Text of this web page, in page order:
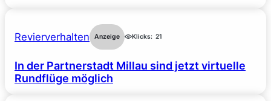
Revierverhalten Anzeige Klicks: 21
In der Partnerstadt Millau sind jetzt virtuelle
Rundflüge möglich